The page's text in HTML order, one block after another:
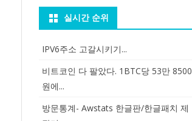
실시간 순위
IPV6주소 고갈시키기...
비트코인 다 팔았다. 1BTC당 53만 8500
원에...
방문통계- Awstats 한글판/한글패치 제